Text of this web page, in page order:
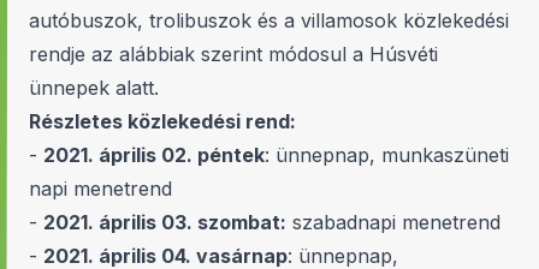
autóbuszok, trolibuszok és a villamosok közlekedési
rendje az alábbiak szerint módosul a Húsvéti
ünnepek alatt.
Részletes közlekedési rend:
- 2021. április 02. péntek: ünnepnap, munkaszüneti
napi menetrend
- 2021. április 03. szombat: szabadnapi menetrend
- 2021. április 04. vasárnap: ünnepnap,